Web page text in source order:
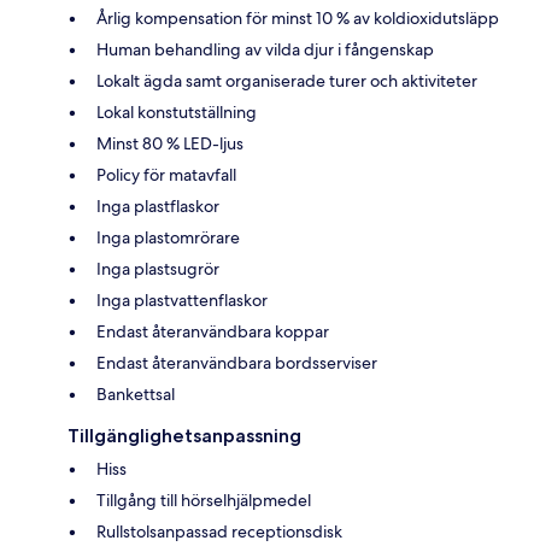
Årlig kompensation för minst 10 % av koldioxidutsläpp
Human behandling av vilda djur i fångenskap
Lokalt ägda samt organiserade turer och aktiviteter
Lokal konstutställning
Minst 80 % LED-ljus
Policy för matavfall
Inga plastflaskor
Inga plastomrörare
Inga plastsugrör
Inga plastvattenflaskor
Endast återanvändbara koppar
Endast återanvändbara bordsserviser
Bankettsal
Tillgänglighetsanpassning
Hiss
Tillgång till hörselhjälpmedel
Rullstolsanpassad receptionsdisk